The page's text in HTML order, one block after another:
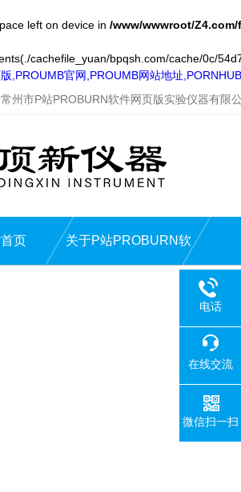
left on device in /www/wwwroot/
cachefile_yuan/bpqsh.com/cache/0c/
,PROUMB官网,PROUMB网站地址
州市P站PROBURN软件网页版实验仪器有限
页 关于P站PROBURN软
电话
在线交流
微信扫一扫